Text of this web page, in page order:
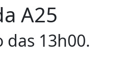
A25
13h00.